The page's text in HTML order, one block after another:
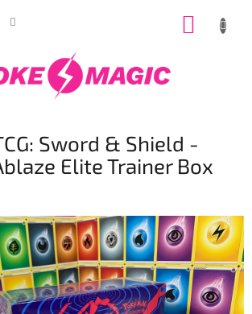
Sword & Shield -
Elite Trainer Box